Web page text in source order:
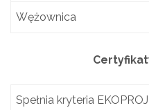
Wężownica
Spełnia kryteria